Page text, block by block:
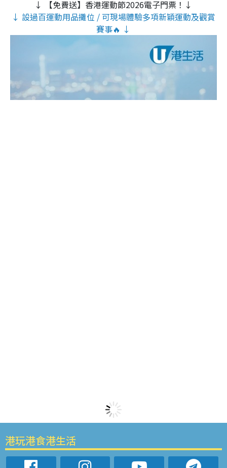
↓ 【免費送】香港運動節2026電子門票！↓
↓ 設過百運動用品攤位 / 可現場體驗多項新穎運動及觀賞
賽事🔥 ↓
港玩港食港生活